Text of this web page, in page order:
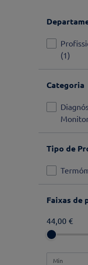
(1)
Categoria
Tipo de
Faixas de
44,00 €